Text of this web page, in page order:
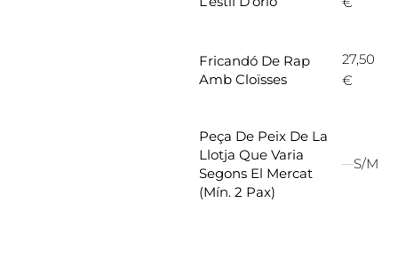
Fricandó De Rap
Amb Cloïsses
27,50
€
Peça De Peix De La
Llotja Que Varia
Segons El Mercat
(mín. 2 Pax)
S/M